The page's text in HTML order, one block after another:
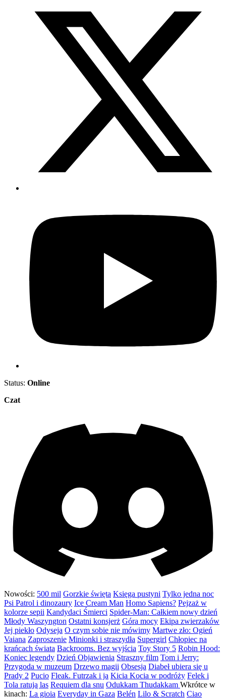
Status: Online
Czat
Nowości: 500 mil Gorzkie święta Księga pustyni Tylko jedna noc
Psi Patrol i dinozaury Ice Cream Man Homo Sapiens? Pejzaż w
kolorze sepii Kandydaci Śmierci Spider-Man: Całkiem nowy dzień
Młody Waszyngton Ostatni konsjerż Góra mocy Ekipa zwierzaków
Jej piekło Odyseja O czym sobie nie mówimy Martwe zło: Ogień
Vaiana Zaproszenie Minionki i straszydła Supergirl Chłopiec na
krańcach świata Backrooms. Bez wyjścia Toy Story 5 Robin Hood:
Koniec legendy Dzień Objawienia Straszny film Tom i Jerry:
Przygoda w muzeum Drzewo magii Obsesja Diabeł ubiera się u
Prady 2 Pucio Fleak. Futrzak i ja Kicia Kocia w podróży Felek i
Tola ratują las Requiem dla snu Odukkam Thudakkam Wkrótce w
kinach: La gioia Everyday in Gaza Belén Lilo & Scratch Ciao